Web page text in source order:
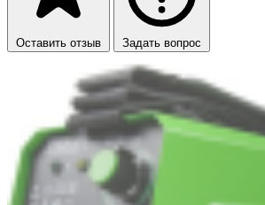
Оставить отзыв Задать вопрос